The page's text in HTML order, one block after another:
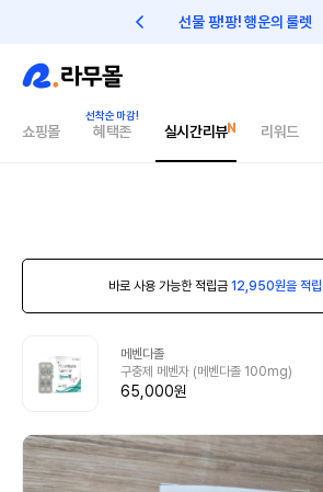
선물 팡!팡! 행운의 룰렛
쇼핑몰 혜택존 실시간리뷰 리워드
바로 사용 가능한 적립금 12,950원을 적립
메벤다졸
구충제 메벤자 (메벤다졸 100mg)
65,000원